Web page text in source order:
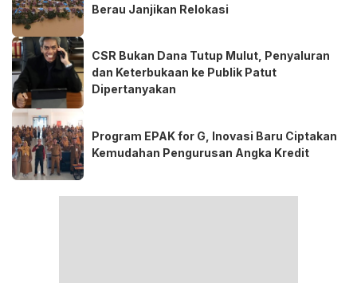
Berau Janjikan Relokasi
CSR Bukan Dana Tutup Mulut, Penyaluran
dan Keterbukaan ke Publik Patut
Dipertanyakan
Program EPAK for G, Inovasi Baru Ciptakan
Kemudahan Pengurusan Angka Kredit